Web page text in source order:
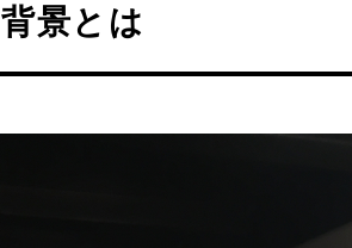
景とは